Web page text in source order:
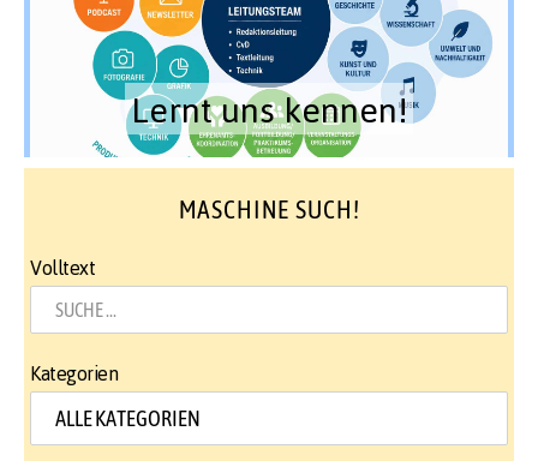
Lernt uns kennen!
MASCHINE SUCH!
Volltext
Kategorien